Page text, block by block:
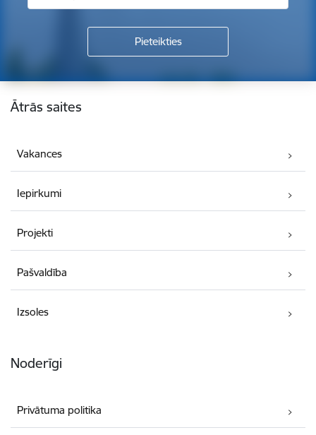
Kājene
Ātrās saites
Vakances
Iepirkumi
Projekti
Pašvaldība
Izsoles
Noderīgi
Privātuma politika